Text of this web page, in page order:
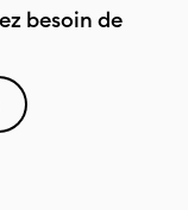
besoin de